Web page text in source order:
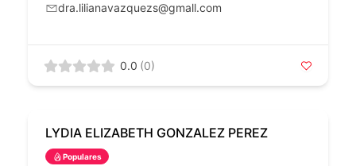
dra.lilianavazquezs@gmall.com
0.0 (0)
LYDIA ELIZABETH GONZALEZ PEREZ
Populares